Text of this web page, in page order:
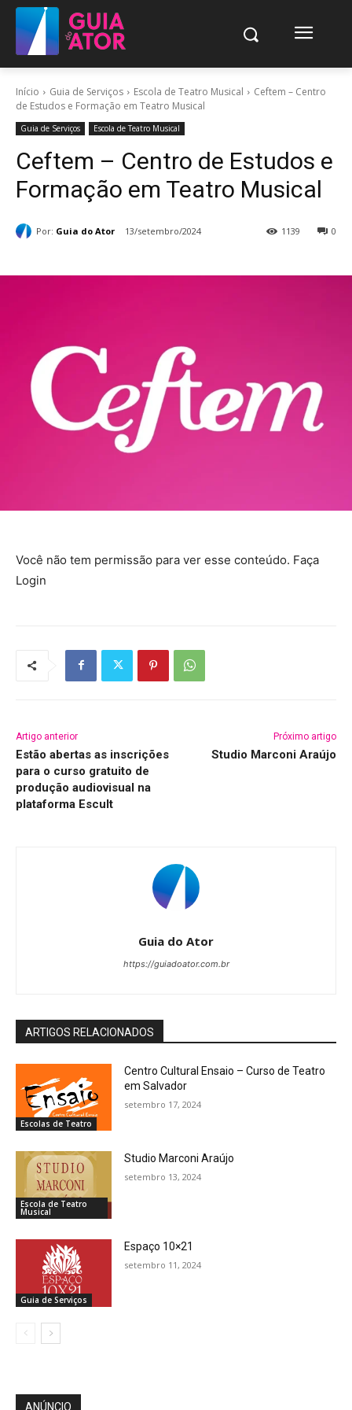
Início Guia de Serviços Escola de Teatro Musical
Ceftem – Centro
de Estudos e Formação em Teatro Musical
Guia de Serviços Escola de Teatro Musical
Ceftem – Centro de Estudos e
Formação em Teatro Musical
Por: Guia do Ator 13/setembro/2024 0
1139
Você não tem permissão para ver esse conteúdo. Faça
Login
Artigo anterior
Estão abertas as inscrições
para o curso gratuito de
produção audiovisual na
plataforma Escult
Próximo artigo
Studio Marconi Araújo
Guia do Ator
https://guiadoator.com.br
ARTIGOS RELACIONADOS
Escolas de Teatro
Centro Cultural Ensaio – Curso de Teatro
em Salvador
setembro 17, 2024
Escola de Teatro
Musical
Studio Marconi Araújo
setembro 13, 2024
Guia de Serviços
Espaço 10×21
setembro 11, 2024
ANÚNCIO